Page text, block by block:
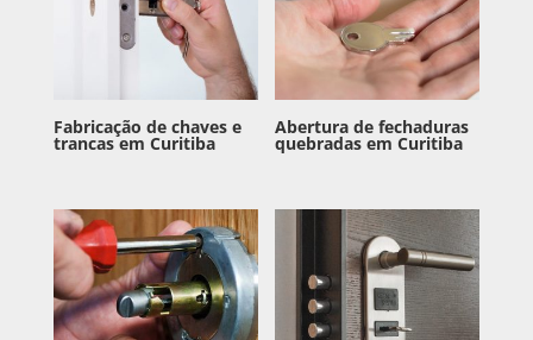
Fabricação de chaves e
trancas em Curitiba
Abertura de fechaduras
quebradas em Curitiba